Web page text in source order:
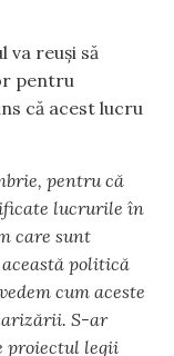
va reuși să
pentru
că acest lucru
pentru că
lucrurile în
care sunt
politică
cum aceste
S-ar
proiectul legii